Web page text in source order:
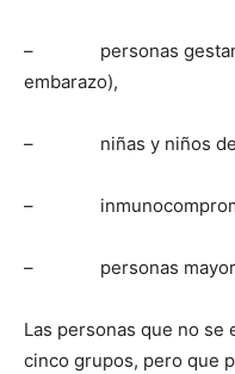
– personas
embarazo),
– niñas y niños de 6
–
– personas
Las personas que no
cinco grupos, pero que